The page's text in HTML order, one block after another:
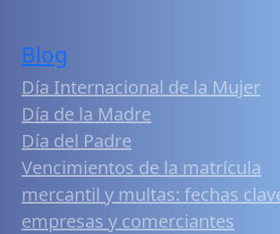
Blog
Día Internacional de la Mujer
Día de la Madre
Día del Padre
Vencimientos de la matrícula
mercantil y multas: fechas
empresas y comerciantes